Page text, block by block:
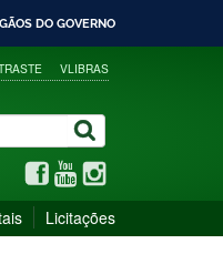
DO GOVERNO
VLIBRAS
Licitações